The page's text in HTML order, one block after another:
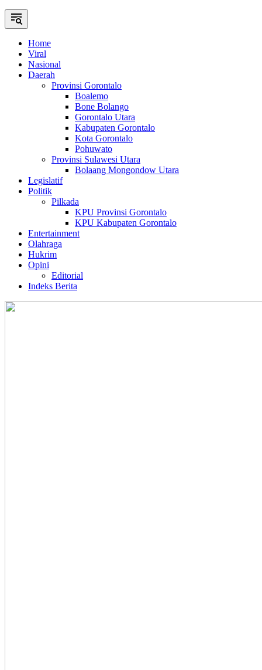
Home
Viral
Nasional
Daerah
Provinsi Gorontalo
Boalemo
Bone Bolango
Gorontalo Utara
Kabupaten Gorontalo
Kota Gorontalo
Pohuwato
Provinsi Sulawesi Utara
Bolaang Mongondow Utara
Legislatif
Politik
Pilkada
KPU Provinsi Gorontalo
KPU Kabupaten Gorontalo
Entertainment
Olahraga
Hukrim
Opini
Editorial
Indeks Berita